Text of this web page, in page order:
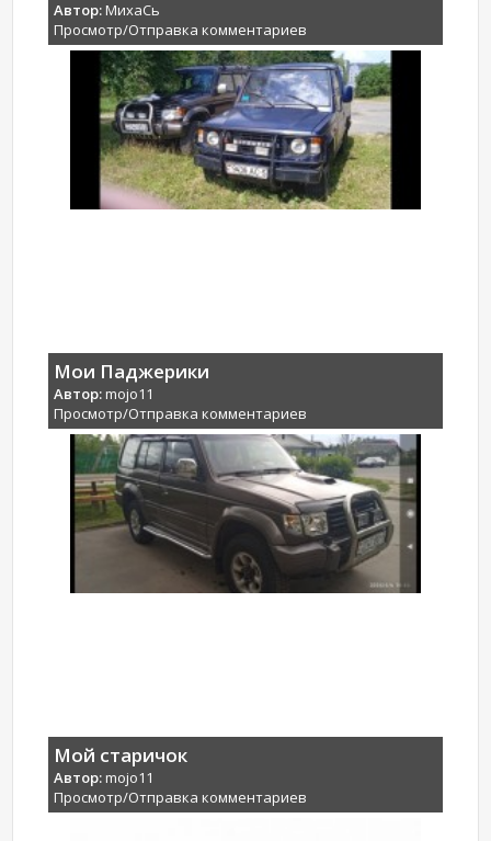
Автор:МихаCь
Просмотр/Отправка комментариев
Мои Паджерики
Автор:mojo11
Просмотр/Отправка комментариев
Мой старичок
Автор:mojo11
Просмотр/Отправка комментариев